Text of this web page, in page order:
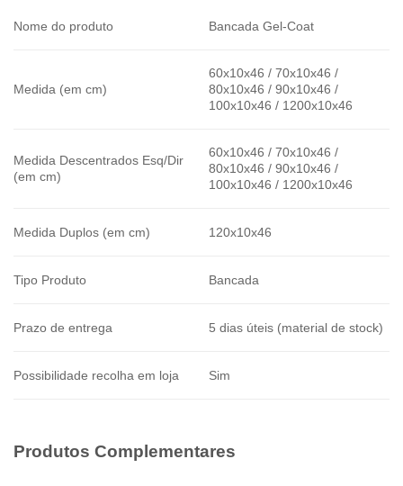
Nome do produto Bancada Gel-Coat
Medida (em cm)
60x10x46 / 70x10x46 /
80x10x46 / 90x10x46 /
100x10x46 / 1200x10x46
Medida Descentrados Esq/Dir
(em cm)
60x10x46 / 70x10x46 /
80x10x46 / 90x10x46 /
100x10x46 / 1200x10x46
Medida Duplos (em cm) 120x10x46
Tipo Produto Bancada
Prazo de entrega 5 dias úteis (material de stock)
Possibilidade recolha em loja Sim
Produtos Complementares